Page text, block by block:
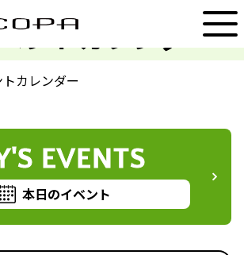
ントカレンダー
EVENT
カレンダー
EVENTS
本日のイベント